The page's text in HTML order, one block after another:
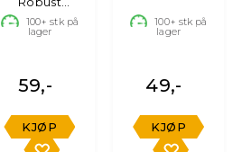
opphengskrok
100+ stk på
lager
59,-
KJØP
100+ stk på
lager
49,-
KJØP